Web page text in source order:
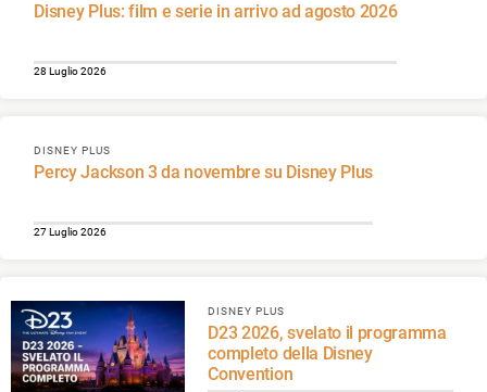
Disney Plus: film e serie in arrivo ad agosto 2026
28 Luglio 2026
DISNEY PLUS
Percy Jackson 3 da novembre su Disney Plus
27 Luglio 2026
DISNEY PLUS
D23 2026, svelato il programma
completo della Disney
Convention